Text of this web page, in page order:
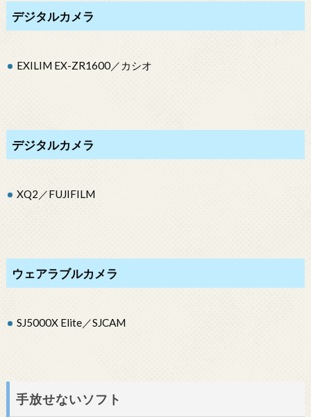
デジタルカメラ
EXILIM EX-ZR1600／カシオ
デジタルカメラ
XQ2／FUJIFILM
ウェアラブルカメラ
SJ5000X Elite／SJCAM
手放せないソフト